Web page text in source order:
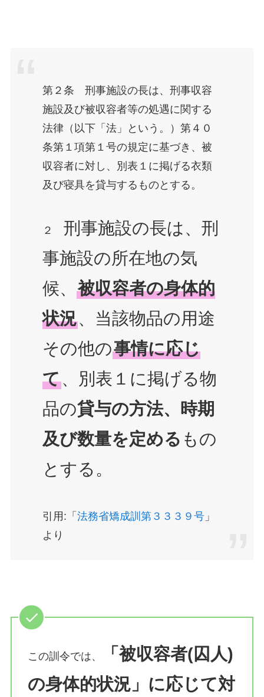
第２条 刑事施設の長は、刑事収容
施設及び被収容者等の処遇に関する
法律（以下「法」という。）第４０
条第１項第１号の規定に基づき、被
収容者に対し、別表１に掲げる衣類
及び寝具を貸与するものとする。
２ 刑事施設の長は、刑
事施設の所在地の気
候、 被収容者の身体的
状況、当該物品の用途
その他の事情に応じ
て、別表１に掲げる物
品の貸与の方法、時期
及び数量を定める もの
とする。
引用:「 法務省矯成訓第３３３９号」
より
この訓令では、
「被収容者(囚人)
の身体的状況」に応じて対